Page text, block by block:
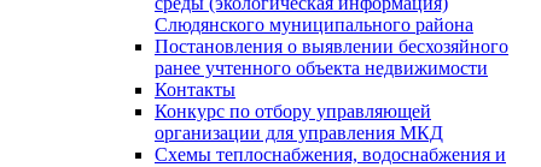
Слюдянского муниципального района
Постановления о выявлении бесхозяйного
ранее учтенного объекта недвижимости
Контакты
Конкурс по отбору управляющей
организации для управления МКД
Схемы теплоснабжения, водоснабжения и